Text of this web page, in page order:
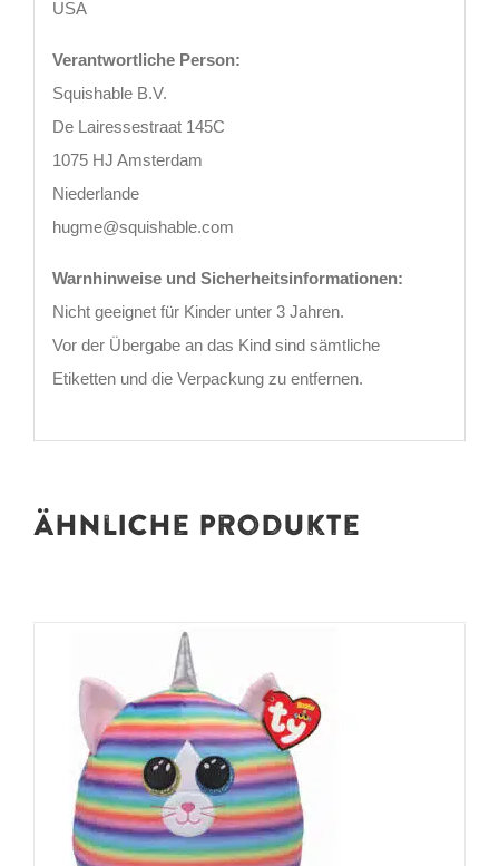
USA
Verantwortliche Person:
Squishable B.V.
De Lairessestraat 145C
1075 HJ Amsterdam
Niederlande
hugme@squishable.com
Warnhinweise und Sicherheitsinformationen:
Nicht geeignet für Kinder unter 3 Jahren.
Vor der Übergabe an das Kind sind sämtliche
Etiketten und die Verpackung zu entfernen.
Ähnliche Produkte